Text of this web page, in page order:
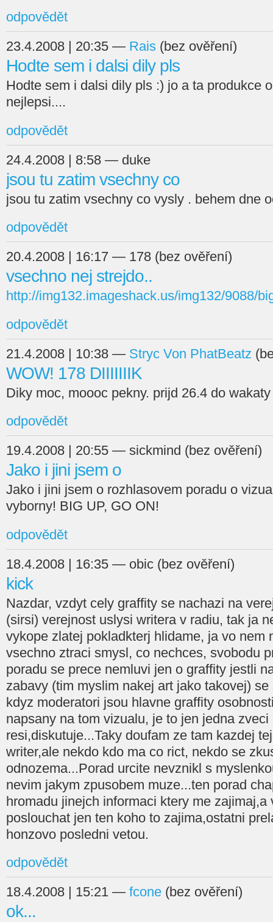
odpovědět
23.4.2008 | 20:35 — Rais (bez ověření)
Hodte sem i dalsi dily pls
Hodte sem i dalsi dily pls :) jo a ta produkce
nejlepsi....
odpovědět
24.4.2008 | 8:58 — duke
jsou tu zatim vsechny co
jsou tu zatim vsechny co vysly . behem dne
odpovědět
20.4.2008 | 16:17 — 178 (bez ověření)
vsechno nej strejdo..
http://img132.imageshack.us/img132/9088/
odpovědět
21.4.2008 | 10:38 — Stryc Von PhatBeatz
WOW! 178 DIIIIIIIK
Diky moc, moooc pekny. prijd 26.4 do
odpovědět
19.4.2008 | 20:55 — sickmind (bez ověření)
Jako i jini jsem o
Jako i jini jsem o rozhlasovem poradu o
vyborny! BIG UP, GO ON!
odpovědět
18.4.2008 | 16:35 — obic (bez ověření)
kick
Nazdar, vzdyt cely graffity se nachazi na
(sirsi) verejnost uslysi writera v radiu, tak ja
vykope zlatej pokladkterj hlidame, ja vo nem
vsechno ztraci smysl, co nechces, svobodu
poradu se prece nemluvi jen o graffity jestli
zabavy (tim myslim nakej art jako takovej)
kdyz moderatori jsou hlavne graffity
napsany na tom vizualu, je to jen jedna zveci
resi,diskutuje...Taky doufam ze tam kazdej
writer,ale nekdo kdo ma co rict, nekdo se
odnozema...Porad urcite nevznikl s
nevim jakym zpusobem muze...ten porad
hromadu jinejch informaci ktery me zajimaj,a
poslouchat jen ten koho to zajima,ostatni
honzovo posledni vetou.
odpovědět
18.4.2008 | 15:21 — fcone (bez ověření)
ok...